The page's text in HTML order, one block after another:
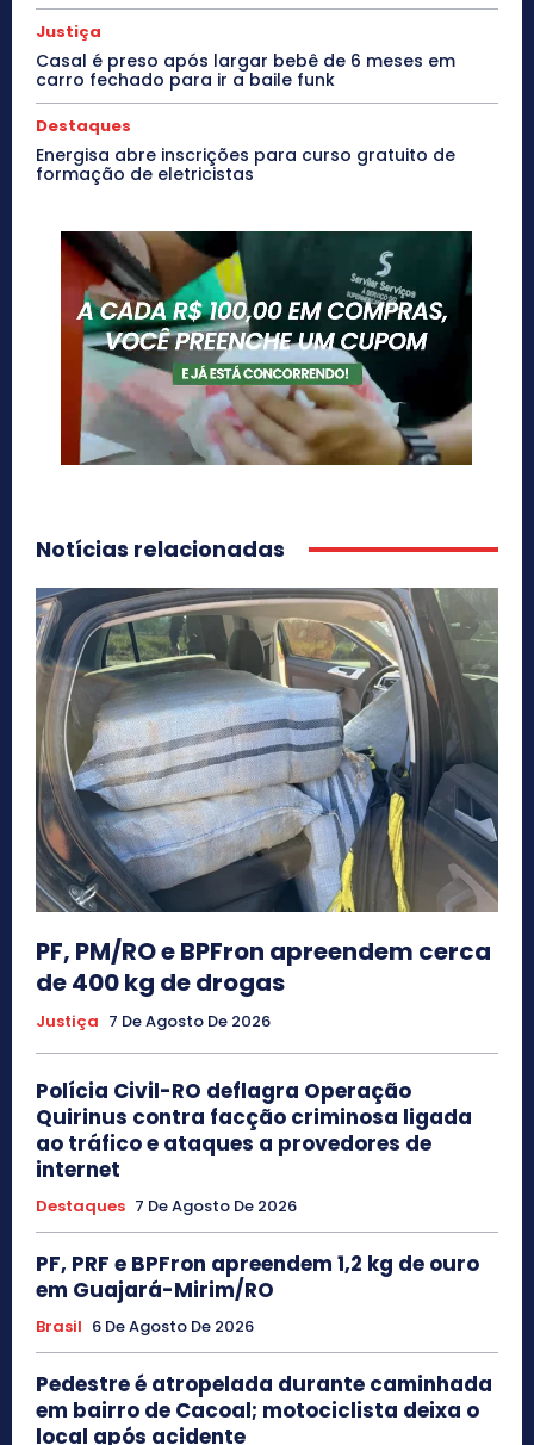
Justiça
Casal é preso após largar bebê de 6 meses em
carro fechado para ir a baile funk
Destaques
Energisa abre inscrições para curso gratuito de
formação de eletricistas
Notícias relacionadas
PF, PM/RO e BPFron apreendem cerca
de 400 kg de drogas
Justiça 7 De Agosto De 2026
Polícia Civil-RO deflagra Operação
Quirinus contra facção criminosa ligada
ao tráfico e ataques a provedores de
internet
Destaques 7 De Agosto De 2026
PF, PRF e BPFron apreendem 1,2 kg de ouro
em Guajará-Mirim/RO
Brasil 6 De Agosto De 2026
Pedestre é atropelada durante caminhada
em bairro de Cacoal; motociclista deixa o
local após acidente